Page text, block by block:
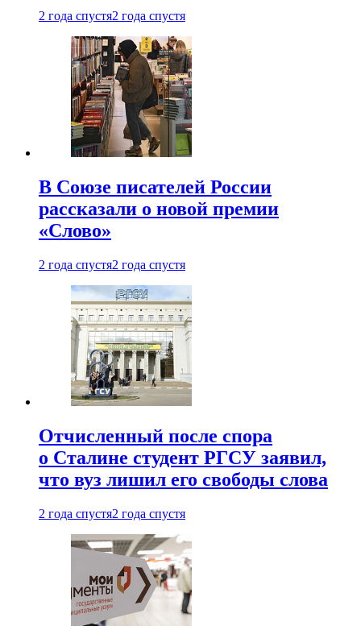
2 года спустя2 года спустя
В Союзе писателей России
рассказали о новой премии
«Слово»
2 года спустя2 года спустя
Отчисленный после спора
о Сталине студент РГСУ заявил,
что вуз лишил его свободы слова
2 года спустя2 года спустя